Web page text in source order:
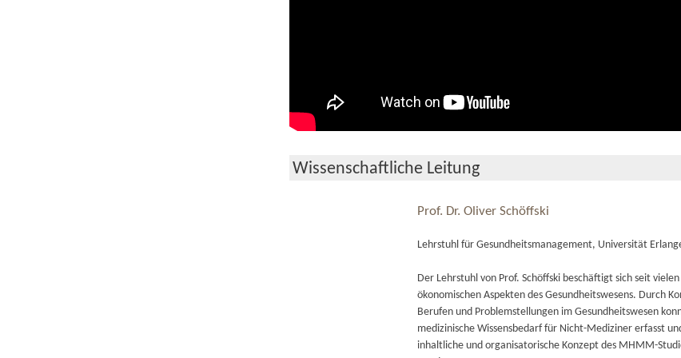
Wissenschaftliche Leitung
Prof. Dr. Oliver Schöffski
Lehrstuhl für Gesundheitsmanagement, Universität
Der Lehrstuhl von Prof. Schöffski beschäftigt sich seit
ökonomischen Aspekten des Gesundheitswesens. Durch
Berufen und Problemstellungen im Gesundheitswesen
medizinische Wissensbedarf für Nicht-Mediziner erfasst
inhaltliche und organisatorische Konzept des MHMM-